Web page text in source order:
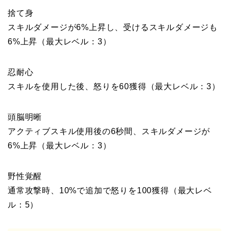
捨て身
スキルダメージが6%上昇し、受けるスキルダメージも
6%上昇（最大レベル：3）
忍耐心
スキルを使用した後、怒りを60獲得（最大レベル：3）
頭脳明晰
アクティブスキル使用後の6秒間、スキルダメージが
6%上昇（最大レベル：3）
野性覚醒
通常攻撃時、10%で追加で怒りを100獲得（最大レベ
ル：5）